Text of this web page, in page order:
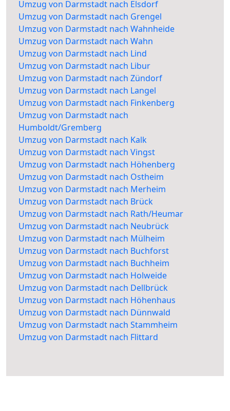
Umzug von Darmstadt nach Elsdorf
Umzug von Darmstadt nach Grengel
Umzug von Darmstadt nach Wahnheide
Umzug von Darmstadt nach Wahn
Umzug von Darmstadt nach Lind
Umzug von Darmstadt nach Libur
Umzug von Darmstadt nach Zündorf
Umzug von Darmstadt nach Langel
Umzug von Darmstadt nach Finkenberg
Umzug von Darmstadt nach
Humboldt/Gremberg
Umzug von Darmstadt nach Kalk
Umzug von Darmstadt nach Vingst
Umzug von Darmstadt nach Höhenberg
Umzug von Darmstadt nach Ostheim
Umzug von Darmstadt nach Merheim
Umzug von Darmstadt nach Brück
Umzug von Darmstadt nach Rath/Heumar
Umzug von Darmstadt nach Neubrück
Umzug von Darmstadt nach Mülheim
Umzug von Darmstadt nach Buchforst
Umzug von Darmstadt nach Buchheim
Umzug von Darmstadt nach Holweide
Umzug von Darmstadt nach Dellbrück
Umzug von Darmstadt nach Höhenhaus
Umzug von Darmstadt nach Dünnwald
Umzug von Darmstadt nach Stammheim
Umzug von Darmstadt nach Flittard